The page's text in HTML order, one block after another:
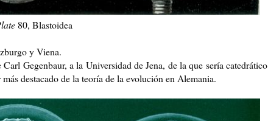
80, Blastoidea
y Viena.
Gegenbaur, a la Universidad de Jena, de la que sería catedrático
destacado de la teoría de la evolución en Alemania.